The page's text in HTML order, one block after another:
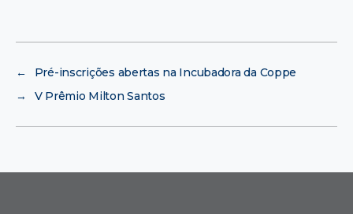
←
Pré-inscrições abertas na Incubadora da Coppe
→
V Prêmio Milton Santos